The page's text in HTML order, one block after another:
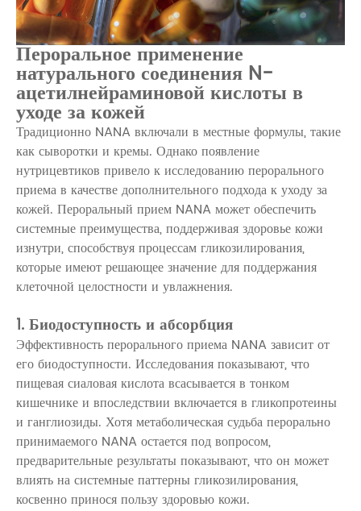
Пероральное применение
натурального соединения N-
ацетилнейраминовой кислоты в
уходе за кожей
Традиционно NANA включали в местные формулы, такие
как сыворотки и кремы. Однако появление
нутрицевтиков привело к исследованию перорального
приема в качестве дополнительного подхода к уходу за
кожей. Пероральный прием NANA может обеспечить
системные преимущества, поддерживая здоровье кожи
изнутри, способствуя процессам гликозилирования,
которые имеют решающее значение для поддержания
клеточной целостности и увлажнения.
1. Биодоступность и абсорбция
Эффективность перорального приема NANA зависит от
его биодоступности. Исследования показывают, что
пищевая сиаловая кислота всасывается в тонком
кишечнике и впоследствии включается в гликопротеины
и ганглиозиды. Хотя метаболическая судьба перорально
принимаемого NANA остается под вопросом,
предварительные результаты показывают, что он может
влиять на системные паттерны гликозилирования,
косвенно принося пользу здоровью кожи.